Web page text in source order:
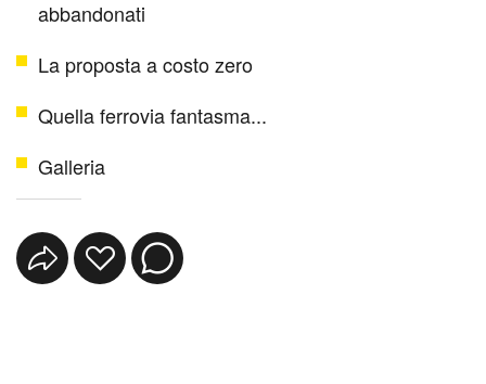
abbandonati
La proposta a costo zero
Quella ferrovia fantasma...
Galleria